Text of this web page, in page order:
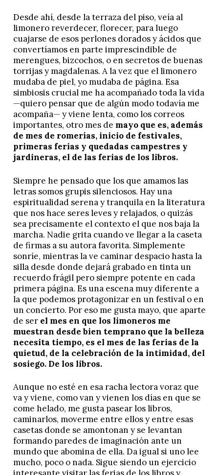
Desde ahí, desde la terraza del piso, veía al
limonero reverdecer, florecer, para luego
cuajarse de esos perlones dorados y ácidos que
convertíamos en parte imprescindible de
merengues, bizcochos, o en secretos de buenas
torrijas y magdalenas. A la vez que el limonero
mudaba de piel, yo mudaba de página. Esa
simbiosis crucial me ha acompañado toda la vida
—quiero pensar que de algún modo todavía me
acompaña— y viene lenta, como los correos
importantes, otro mes de mayo que es, además
de mes de romerías, inicio de festivales,
primeras ferias y quedadas campestres y
jardineras, el de las ferias de los libros.
Siempre he pensado que los que amamos las
letras somos grupis silenciosos. Hay una
espiritualidad serena y tranquila en la literatura
que nos hace seres leves y relajados, o quizás
sea precisamente el contexto el que nos baja la
marcha. Nadie grita cuando ve llegar a la caseta
de firmas a su autora favorita. Simplemente
sonríe, mientras la ve caminar despacio hasta la
silla desde donde dejará grabado en tinta un
recuerdo frágil pero siempre potente en cada
primera página. Es una escena muy diferente a
la que podemos protagonizar en un festival o en
un concierto. Por eso me gusta mayo, que aparte
de ser el mes en que los limoneros me
muestran desde bien temprano que la belleza
necesita tiempo, es el mes de las ferias de la
quietud, de la celebración de la intimidad, del
sosiego. De los libros.
Aunque no esté en esa racha lectora voraz que
va y viene, como van y vienen los días en que se
come helado, me gusta pasear los libros,
caminarlos, moverme entre ellos y entre esas
casetas donde se amontonan y se levantan
formando paredes de imaginación ante un
mundo que abomina de ella. Da igual si uno lee
mucho, poco o nada. Sigue siendo un ejercicio